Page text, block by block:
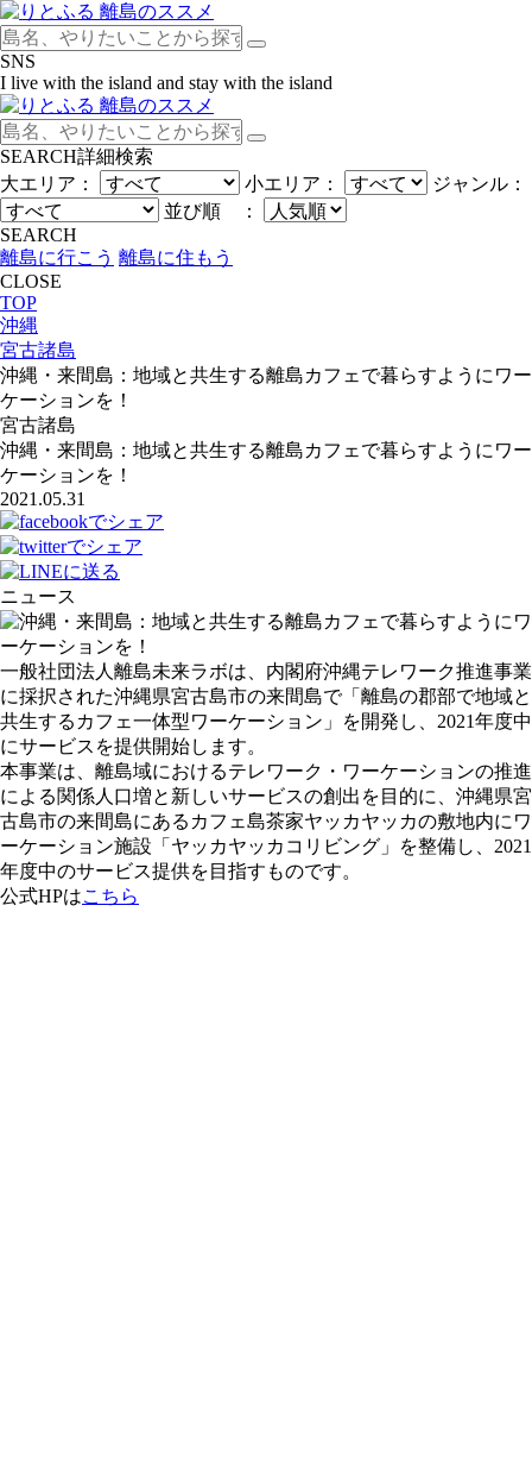
SNS
I live with the island and stay with the island
SEARCH詳細検索
大エリア：
小エリア：
ジャンル：
並び順 ：
SEARCH
離島に行こう 離島に住もう
CLOSE
TOP
沖縄
宮古諸島
沖縄・来間島：地域と共生する離島カフェで暮らすようにワー
ケーションを！
宮古諸島
沖縄・来間島：地域と共生する離島カフェで暮らすようにワー
ケーションを！
2021.05.31
ニュース
一般社団法人離島未来ラボは、内閣府沖縄テレワーク推進事業
に採択された沖縄県宮古島市の来間島で「離島の郡部で地域と
共生するカフェ一体型ワーケーション」を開発し、2021年度中
にサービスを提供開始します。
本事業は、離島域におけるテレワーク・ワーケーションの推進
による関係人口増と新しいサービスの創出を目的に、沖縄県宮
古島市の来間島にあるカフェ島茶家ヤッカヤッカの敷地内にワ
ーケーション施設「ヤッカヤッカコリビング」を整備し、2021
年度中のサービス提供を目指すものです。
公式HPはこちら